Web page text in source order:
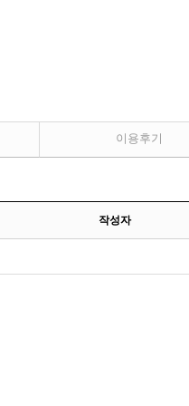
이용후기
작성자